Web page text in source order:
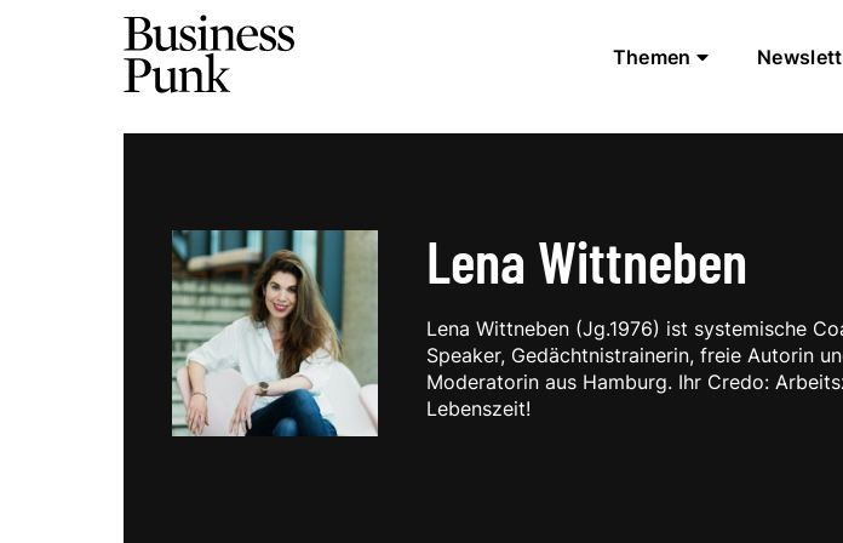
Themen
Lena Wittneben
Lena Wittneben (Jg.1976) ist systemische
Speaker, Gedächtnistrainerin, freie Autorin
Moderatorin aus Hamburg. Ihr Credo:
Lebenszeit!